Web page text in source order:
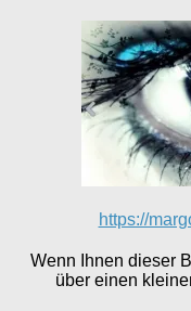
https://
Wenn Ihnen dieser
über einen